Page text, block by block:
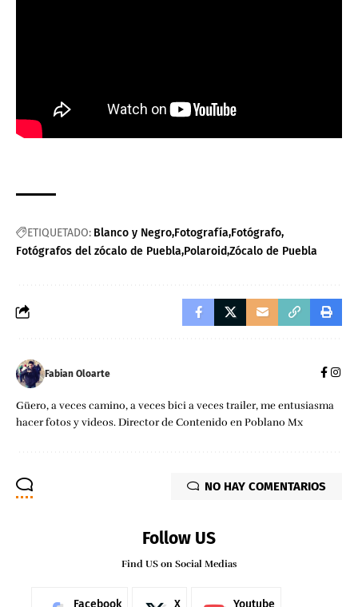
ETIQUETADO: Blanco y Negro Fotografía Fotógrafo
Fotógrafos del zócalo de Puebla Polaroid Zócalo de Puebla
Fabian Oloarte
Güero, a veces camino, a veces bici a veces trailer, me entusiasma
hacer fotos y videos. Director de Contenido en Poblano Mx
NO HAY COMENTARIOS
Follow US
Find US on Social Medias
Facebook X Youtube